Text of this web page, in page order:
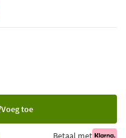
Voeg toe
Betaal met